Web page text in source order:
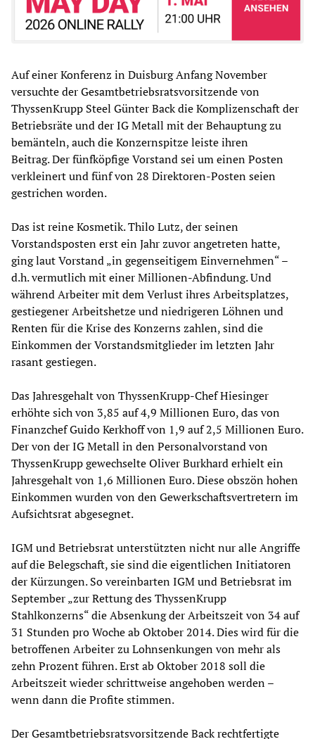
Auf einer Konferenz in Duisburg Anfang November
versuchte der Gesamtbetriebsratsvorsitzende von
ThyssenKrupp Steel Günter Back die Komplizenschaft der
Betriebsräte und der IG Metall mit der Behauptung zu
bemänteln, auch die Konzernspitze leiste ihren
Beitrag.Der fünfköpfige Vorstand sei um einen Posten
verkleinert und fünf von 28 Direktoren-Posten seien
gestrichen worden.
Das ist reine Kosmetik. Thilo Lutz, der seinen
Vorstandsposten erst ein Jahr zuvor angetreten hatte,
ging laut Vorstand „in gegenseitigem Einvernehmen“ –
d.h. vermutlich mit einer Millionen-Abfindung. Und
während Arbeiter mit dem Verlust ihres Arbeitsplatzes,
gestiegener Arbeitshetze und niedrigeren Löhnen und
Renten für die Krise des Konzerns zahlen, sind die
Einkommen der Vorstandsmitglieder im letzten Jahr
rasant gestiegen.
Das Jahresgehalt von ThyssenKrupp-Chef Hiesinger
erhöhte sich von 3,85 auf 4,9 Millionen Euro, das von
Finanzchef Guido Kerkhoff von 1,9 auf 2,5 Millionen Euro.
Der von der IG Metall in den Personalvorstand von
ThyssenKrupp gewechselte Oliver Burkhard erhielt ein
Jahresgehalt von 1,6 Millionen Euro. Diese obszön hohen
Einkommen wurden von den Gewerkschaftsvertretern im
Aufsichtsrat abgesegnet.
IGM und Betriebsrat unterstützten nicht nur alle Angriffe
auf die Belegschaft, sie sind die eigentlichen Initiatoren
der Kürzungen. So vereinbarten IGM und Betriebsrat im
September „zur Rettung des ThyssenKrupp
Stahlkonzerns“ die Absenkung der Arbeitszeit von 34 auf
31 Stunden pro Woche ab Oktober 2014. Dies wird für die
betroffenen Arbeiter zu Lohnsenkungen von mehr als
zehn Prozent führen. Erst ab Oktober 2018 soll die
Arbeitszeit wieder schrittweise angehoben werden –
wenn dann die Profite stimmen.
Der Gesamtbetriebsratsvorsitzende Back rechtfertigte